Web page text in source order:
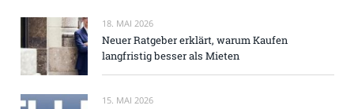
18. MAI 2026
Neuer Ratgeber erklärt, warum Kaufen
langfristig besser als Mieten
15. MAI 2026